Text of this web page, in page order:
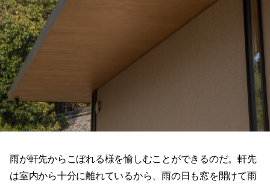
雨が軒先からこぼれる様を愉しむことができるのだ。軒先
は室内から十分に離れているから、雨の日も窓を開けて雨